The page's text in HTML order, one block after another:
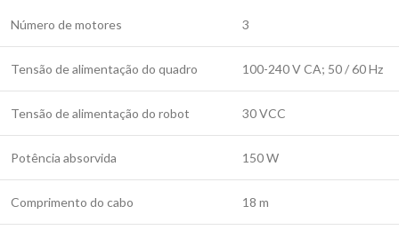
Número de motores 3
Tensão de alimentação do quadro 100-240 V CA; 50 / 60 Hz
Tensão de alimentação do robot 30 VCC
Potência absorvida 150 W
Comprimento do cabo 18 m